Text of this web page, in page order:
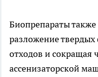
Биопрепараты
разложение
отходов и сокращая
ассенизаторской